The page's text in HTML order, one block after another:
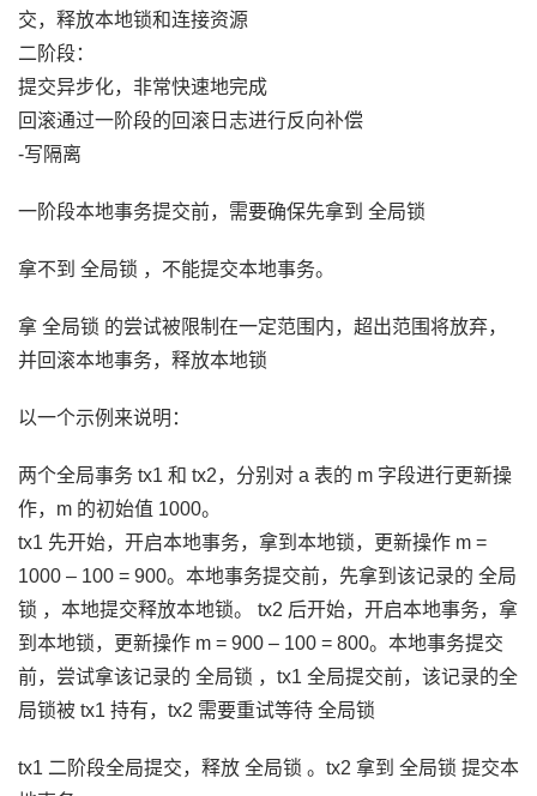
交，释放本地锁和连接资源
二阶段：
提交异步化，非常快速地完成
回滚通过一阶段的回滚日志进行反向补偿
-写隔离
一阶段本地事务提交前，需要确保先拿到 全局锁
拿不到 全局锁 ，不能提交本地事务。
拿 全局锁 的尝试被限制在一定范围内，超出范围将放弃，
并回滚本地事务，释放本地锁
以一个示例来说明：
两个全局事务 tx1 和 tx2，分别对 a 表的 m 字段进行更新操
作，m 的初始值 1000。
tx1 先开始，开启本地事务，拿到本地锁，更新操作 m =
1000 – 100 = 900。本地事务提交前，先拿到该记录的 全局
锁 ，本地提交释放本地锁。 tx2 后开始，开启本地事务，拿
到本地锁，更新操作 m = 900 – 100 = 800。本地事务提交
前，尝试拿该记录的 全局锁 ，tx1 全局提交前，该记录的全
局锁被 tx1 持有，tx2 需要重试等待 全局锁
tx1 二阶段全局提交，释放 全局锁 。tx2 拿到 全局锁 提交本